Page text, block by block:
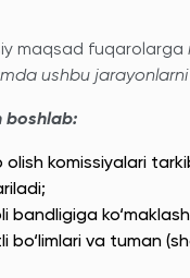
maqsad fuqarolarga
ushbu
boshlab:
komissiyalari
bandligiga
bo‘limlari va tuman